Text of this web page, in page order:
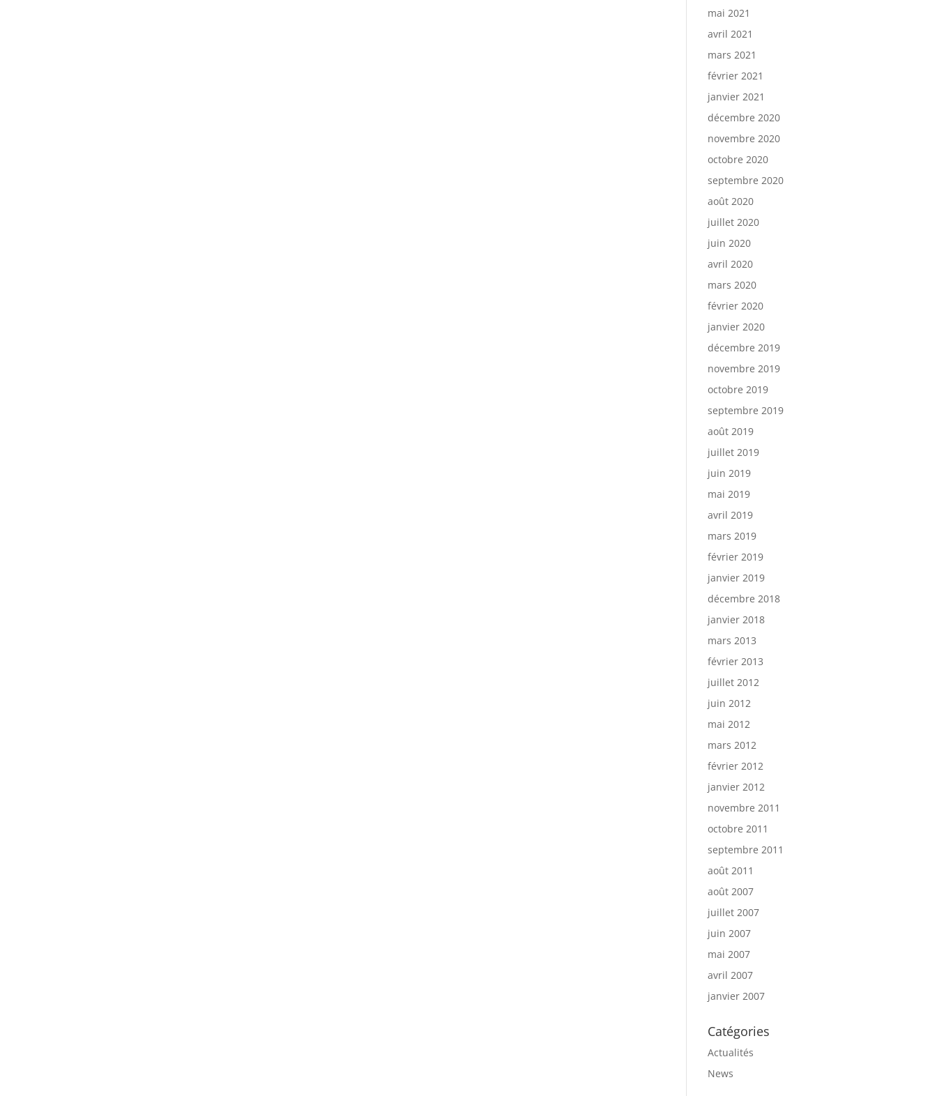
mai 2021
avril 2021
mars 2021
février 2021
janvier 2021
décembre 2020
novembre 2020
octobre 2020
septembre 2020
août 2020
juillet 2020
juin 2020
avril 2020
mars 2020
février 2020
janvier 2020
décembre 2019
novembre 2019
octobre 2019
septembre 2019
août 2019
juillet 2019
juin 2019
mai 2019
avril 2019
mars 2019
février 2019
janvier 2019
décembre 2018
janvier 2018
mars 2013
février 2013
juillet 2012
juin 2012
mai 2012
mars 2012
février 2012
janvier 2012
novembre 2011
octobre 2011
septembre 2011
août 2011
août 2007
juillet 2007
juin 2007
mai 2007
avril 2007
janvier 2007
Catégories
Actualités
News